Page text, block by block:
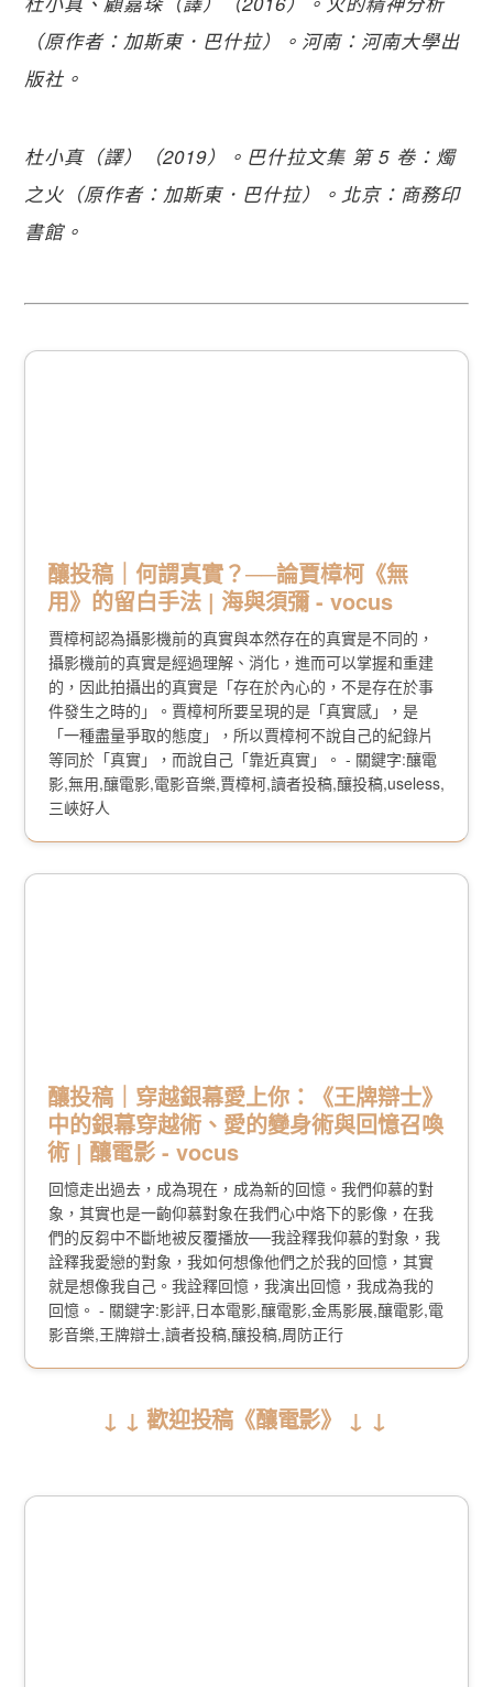
（原作者：加斯東．巴什拉）。河南：河南大學出
版社。
杜小真（譯）（2019）。巴什拉文集 第 5 卷：燭
之火（原作者：加斯東．巴什拉）。北京：商務印
書館。
釀投稿｜何謂真實？──論賈樟柯《無
用》的留白手法 | 海與須彌 - vocus
賈樟柯認為攝影機前的真實與本然存在的真實是不同的，
攝影機前的真實是經過理解、消化，進而可以掌握和重建
的，因此拍攝出的真實是「存在於內心的，不是存在於事
件發生之時的」。賈樟柯所要呈現的是「真實感」，是
「一種盡量爭取的態度」，所以賈樟柯不說自己的紀錄片
等同於「真實」，而說自己「靠近真實」。 - 關鍵字:釀電
影,無用,釀電影,電影音樂,賈樟柯,讀者投稿,釀投稿,useless,
三峽好人
釀投稿｜穿越銀幕愛上你：《王牌辯士》
中的銀幕穿越術、愛的變身術與回憶召喚
術 | 釀電影 - vocus
回憶走出過去，成為現在，成為新的回憶。我們仰慕的對
象，其實也是一齣仰慕對象在我們心中烙下的影像，在我
們的反芻中不斷地被反覆播放──我詮釋我仰慕的對象，我
詮釋我愛戀的對象，我如何想像他們之於我的回憶，其實
就是想像我自己。我詮釋回憶，我演出回憶，我成為我的
回憶。 - 關鍵字:影評,日本電影,釀電影,金馬影展,釀電影,電
影音樂,王牌辯士,讀者投稿,釀投稿,周防正行
↓ ↓ 歡迎投稿《釀電影》 ↓ ↓